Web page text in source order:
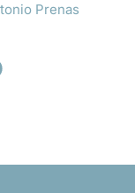
Prenas